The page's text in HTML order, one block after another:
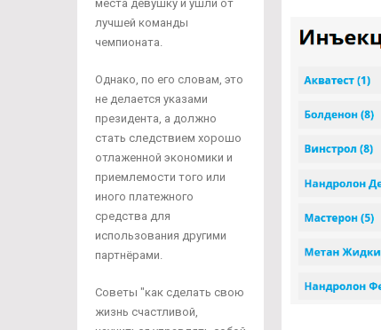
места девушку и ушли от
лучшей команды
чемпионата.
Однако, по его словам, это
не делается указами
президента, а должно
стать следствием хорошо
отлаженной экономики и
приемлемости того или
иного платежного
средства для
использования другими
партнёрами.
Советы "как сделать свою
жизнь счастливой,